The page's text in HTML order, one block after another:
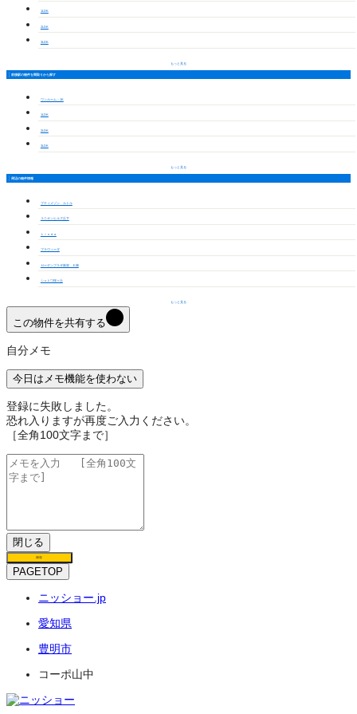
1LDK
2LDK
3LDK
もっと見る
前後駅の物件を間取りから探す
ワンルーム・1K
1LDK
2LDK
3LDK
もっと見る
周辺の物件情報
プティメゾン カトル
ユニオンヒルズ丘下
Ｌｉｎｄａ
プラヴィーダ
ガーデンプラザ新栄 Ｅ棟
シェトワ桜ヶ丘
もっと見る
この物件を共有する
自分メモ
今日はメモ機能を使わない
登録に失敗しました。
恐れ入りますが再度ご入力ください。
［全角100文字まで］
閉じる
保存
PAGETOP
ニッショー.jp
愛知県
豊明市
コーポ山中